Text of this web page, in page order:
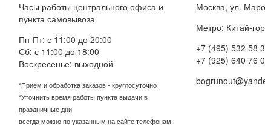
Часы работы центрального офиса и
пункта самовывоза
Пн-Пт: с 11:00 до 20:00
Сб: с 11:00 до 18:00
Воскресенье: выходной
*Прием и обработка заказов - круглосуточно
*Уточнить время работы пункта выдачи в
праздничные дни
всегда можно по указанным на сайте телефонам.
Москва, ул.
Метро: Китай-
+7 (495) 532 58
+7 (925) 640 76